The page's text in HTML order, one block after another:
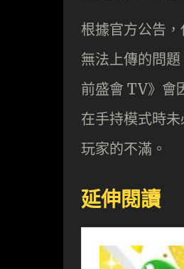
根據官方公告
無法上傳的問
前盛會 TV》會
在手持模式時
玩家的不滿。
延伸閱讀